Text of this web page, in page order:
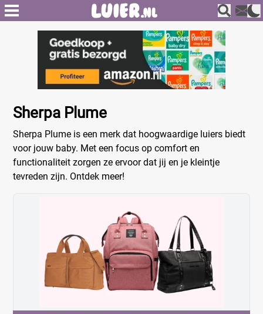
Sherpa Plume
Sherpa Plume is een merk dat hoogwaardige luiers biedt
voor jouw baby. Met een focus op comfort en
functionaliteit zorgen ze ervoor dat jij en je kleintje
tevreden zijn. Ontdek meer!